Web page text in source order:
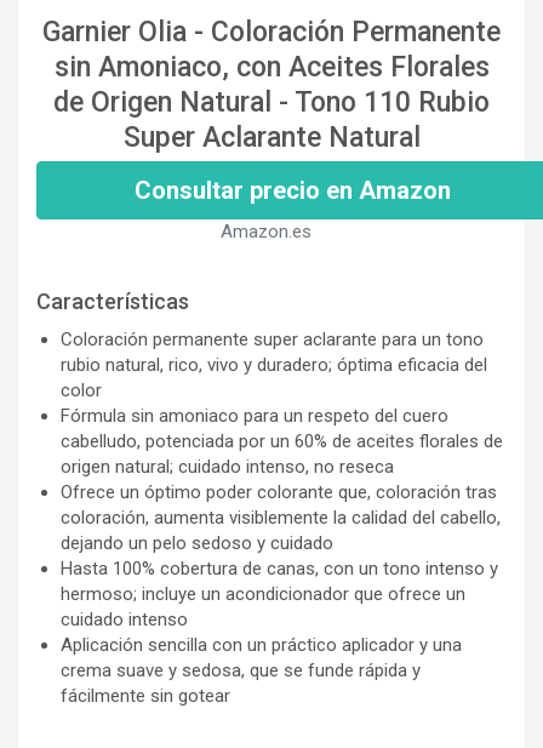
Garnier Olia - Coloración Permanente
sin Amoniaco, con Aceites Florales
de Origen Natural - Tono 110 Rubio
Super Aclarante Natural
Consultar precio en Amazon
Amazon.es
Características
Coloración permanente super aclarante para un tono
rubio natural, rico, vivo y duradero; óptima eficacia del
color
Fórmula sin amoniaco para un respeto del cuero
cabelludo, potenciada por un 60% de aceites florales de
origen natural; cuidado intenso, no reseca
Ofrece un óptimo poder colorante que, coloración tras
coloración, aumenta visiblemente la calidad del cabello,
dejando un pelo sedoso y cuidado
Hasta 100% cobertura de canas, con un tono intenso y
hermoso; incluye un acondicionador que ofrece un
cuidado intenso
Aplicación sencilla con un práctico aplicador y una
crema suave y sedosa, que se funde rápida y
fácilmente sin gotear